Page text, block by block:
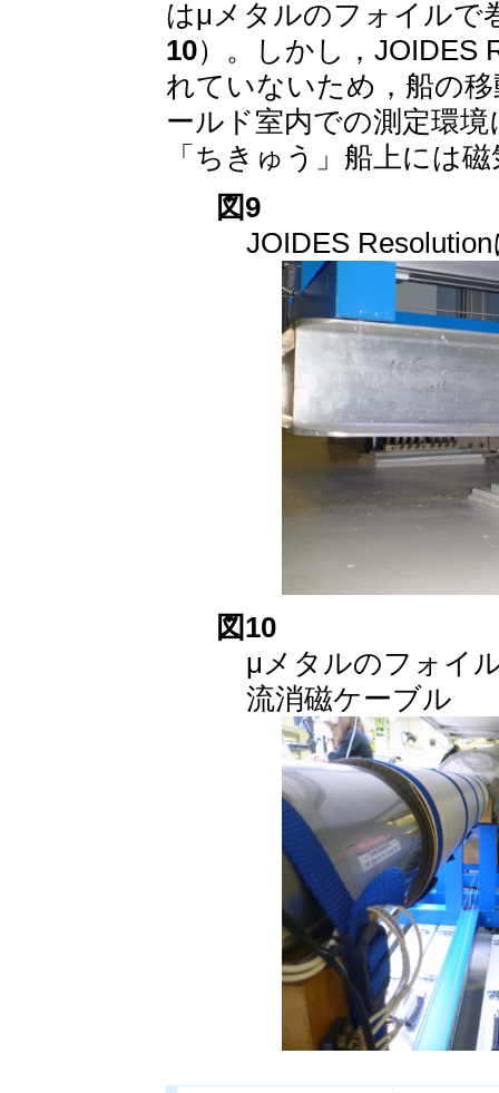
はμメタルのフォイルで
10）。しかし，JOIDES
れていないため，船の
ールド室内での測定環
「ちきゅう」船上には
図9
JOIDES
図10
μメタルのフォイ
流消磁ケーブル